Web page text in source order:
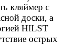
кляймер с
доски, а
HILST
острых